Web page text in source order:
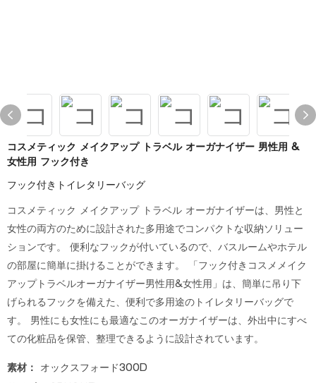
コスメティック メイクアップ トラベル オーガナイザー 男性用 &
女性用 フック付き
フック付きトイレタリーバッグ
コスメティック メイクアップ トラベル オーガナイザーは、男性と
女性の両方のために設計された多用途でコンパクトな収納ソリュー
ションです。 便利なフックが付いているので、バスルームやホテル
の部屋に簡単に掛けることができます。 「フック付きコスメメイク
アップトラベルオーガナイザー男性用&女性用」は、簡単に吊り下
げられるフックを備えた、便利で多用途のトイレタリーバッグで
す。 男性にも女性にも最適なこのオーガナイザーは、外出中にすべ
ての化粧品を保管、整理できるように設計されています。
素材： オックスフォード300D